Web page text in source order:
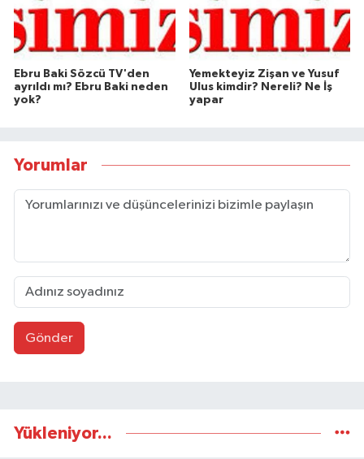
Ebru Baki Sözcü TV'den
ayrıldı mı? Ebru Baki neden
yok?
Yemekteyiz Zişan ve Yusuf
Ulus kimdir? Nereli? Ne İş
yapar
Yorumlar
Gönder
Yükleniyor...